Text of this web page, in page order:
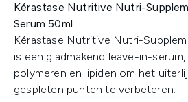
Kérastase Nutritive Nutri-
Serum 50ml
Kérastase Nutritive Nutri-
is een gladmakend leave-in-
polymeren en lipiden om het
gespleten punten te verbeteren.